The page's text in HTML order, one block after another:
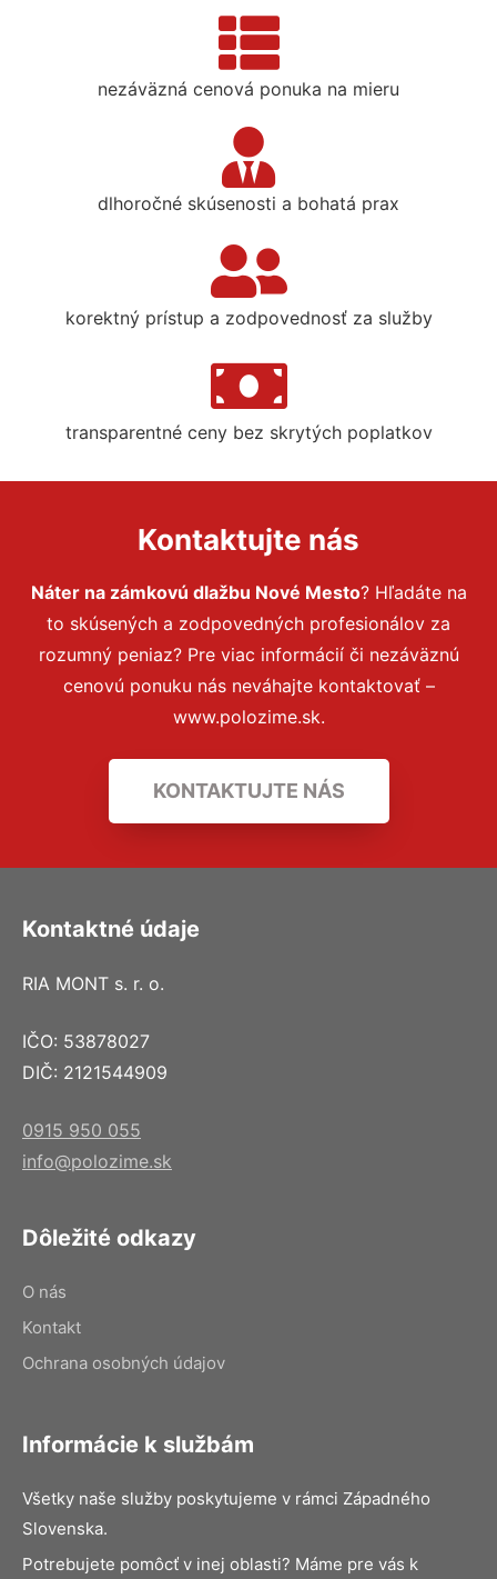
nezáväzná cenová ponuka na mieru
dlhoročné skúsenosti a bohatá prax
korektný prístup a zodpovednosť za služby
transparentné ceny bez skrytých poplatkov
Kontaktujte nás
Náter na zámkovú dlažbu Nové Mesto? Hľadáte na
to skúsených a zodpovedných profesionálov za
rozumný peniaz? Pre viac informácií či nezáväznú
cenovú ponuku nás neváhajte kontaktovať –
www.polozime.sk.
KONTAKTUJTE NÁS
Kontaktné údaje
RIA MONT s. r. o.
IČO: 53878027
DIČ: 2121544909
0915 950 055
info@polozime.sk
Dôležité odkazy
O nás
Kontakt
Ochrana osobných údajov
Informácie k službám
Všetky naše služby poskytujeme v rámci Západného
Slovenska.
Potrebujete pomôcť v inej oblasti? Máme pre vás k